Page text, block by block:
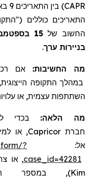
CAPR
התאריכים כוללים
החשוב של15
בניירות ערך.
מה החשיבות: אם
במהלך התקופה
השתתפות עצמית, או
מה הלאה: בכדי
חברת Capricor, או
אל: ?
case_id=42281, או
Kim